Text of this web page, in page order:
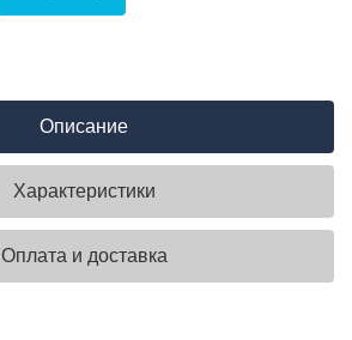
Описание
Характеристики
Оплата и доставка